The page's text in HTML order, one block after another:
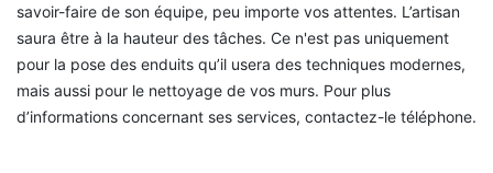
savoir-faire de son équipe, peu importe vos attentes. L’artisan
saura être à la hauteur des tâches. Ce n'est pas uniquement
pour la pose des enduits qu’il usera des techniques modernes,
mais aussi pour le nettoyage de vos murs. Pour plus
d’informations concernant ses services, contactez-le téléphone.